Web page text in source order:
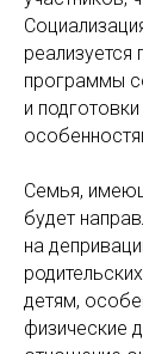
реализуется
программы
и
Семья,
будет
на
детям,
физические